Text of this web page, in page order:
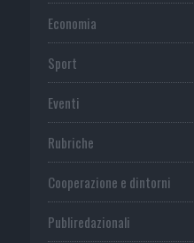
Economia
Sport
Eventi
Rubriche
Cooperazione e dintorni
Publiredazionali